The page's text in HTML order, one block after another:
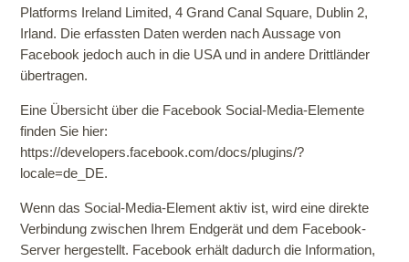
Platforms Ireland Limited, 4 Grand Canal Square, Dublin 2,
Irland. Die erfassten Daten werden nach Aussage von
Facebook jedoch auch in die USA und in andere Drittländer
übertragen.
Eine Übersicht über die Facebook Social-Media-Elemente
finden Sie hier:
https://developers.facebook.com/docs/plugins/?
locale=de_DE.
Wenn das Social-Media-Element aktiv ist, wird eine direkte
Verbindung zwischen Ihrem Endgerät und dem Facebook-
Server hergestellt. Facebook erhält dadurch die Information,